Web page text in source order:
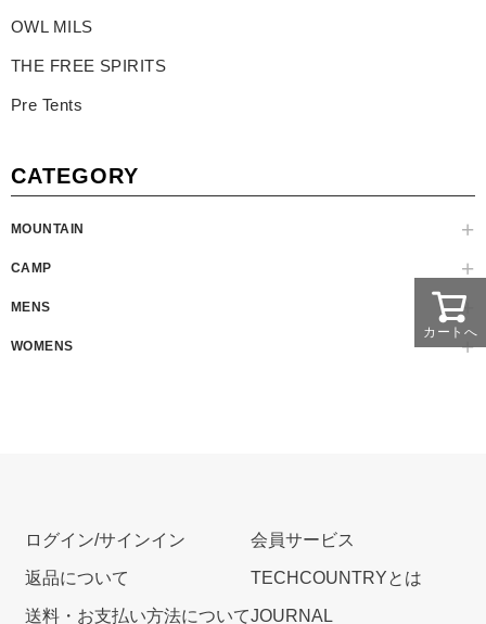
OWL MILS
THE FREE SPIRITS
Pre Tents
CATEGORY
MOUNTAIN
CAMP
MENS
WOMENS
カートへ
ログイン/サインイン
返品について
送料・お支払い方法について
会員サービス
TECHCOUNTRYとは
JOURNAL